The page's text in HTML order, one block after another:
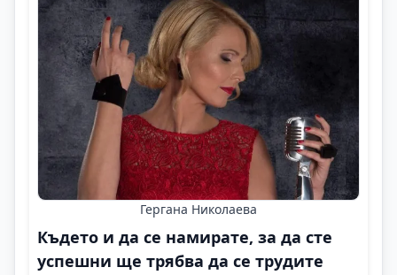
Гергана Николаева
Където и да се намирате, за да сте
успешни ще трябва да се трудите